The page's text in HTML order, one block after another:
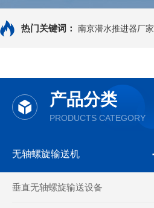
热门关键词： 南京潜水推进器厂家
产品分类
PRODUCTS CATEGORY
无轴螺旋输送机
垂直无轴螺旋输送设备